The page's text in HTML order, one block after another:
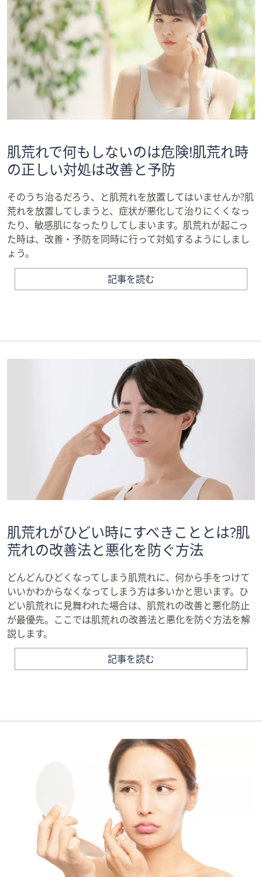
肌荒れで何もしないのは危険!肌荒れ時
の正しい対処は改善と予防
そのうち治るだろう、と肌荒れを放置してはいませんか?肌
荒れを放置してしまうと、症状が悪化して治りにくくなっ
たり、敏感肌になったりしてしまいます。肌荒れが起こっ
た時は、改善・予防を同時に行って対処するようにしまし
ょう。
記事を読む
肌荒れがひどい時にすべきこととは?肌
荒れの改善法と悪化を防ぐ方法
どんどんひどくなってしまう肌荒れに、何から手をつけて
いいかわからなくなってしまう方は多いかと思います。ひ
どい肌荒れに見舞われた場合は、肌荒れの改善と悪化防止
が最優先。ここでは肌荒れの改善法と悪化を防ぐ方法を解
説します。
記事を読む